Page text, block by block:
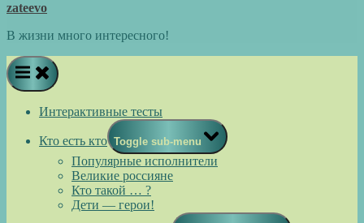
zateevo
В жизни много интересного!
Интерактивные тесты
Кто есть кто Toggle sub-menu
Популярные исполнители
Великие россияне
Кто такой … ?
Дети — герои!